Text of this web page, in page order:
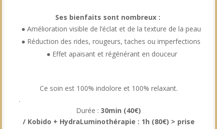
Ses bienfaits sont nombreux :
● Amélioration visible de l’éclat et de la texture de la peau
● Réduction des rides, rougeurs, taches ou imperfections
● Effet apaisant et régénérant en douceur
Ce soin est 100% indolore et 100% relaxant.
.
Durée : 30min (40€)
/ Kobido + HydraLuminothérapie : 1h (80€) > prise